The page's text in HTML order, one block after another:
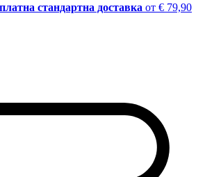
стандартна доставка от € 79,90